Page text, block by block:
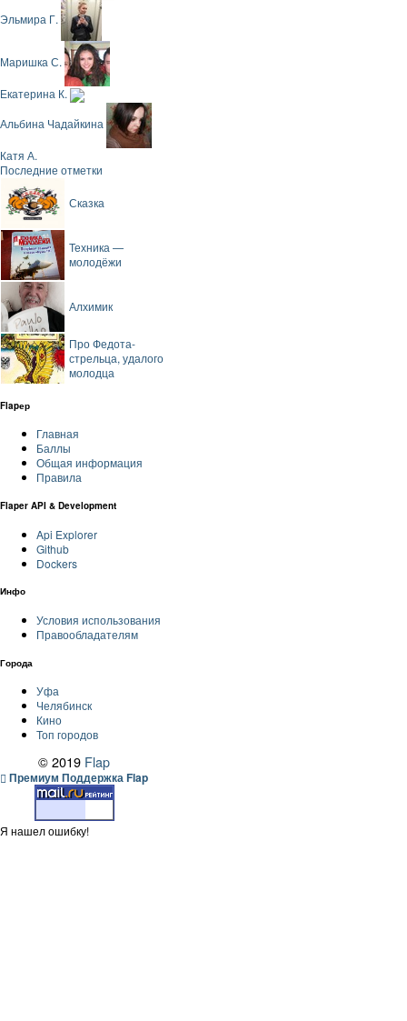
Эльмира Г.
Маришка С.
Екатерина К.
Альбина Чадайкина
Катя А.
Последние отметки
Сказка
Техника —
молодёжи
Алхимик
Про Федота-
стрельца, удалого
молодца
Flapер
Главная
Баллы
Общая информация
Правила
Flaper API & Development
Api Explorer
Github
Dockers
Инфо
Условия использования
Правообладателям
Города
Уфа
Челябинск
Кино
Топ городов
© 2019 Flap
Премиум Поддержка Flap
Я нашел ошибку!